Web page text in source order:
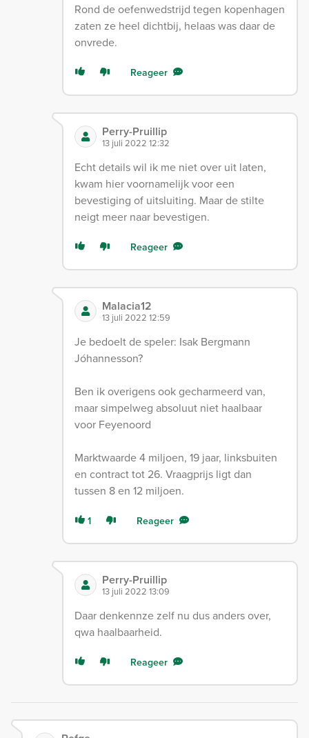
Rond de oefenwedstrijd tegen kopenhagen
zaten ze heel dichtbij, helaas was daar de
onvrede.
Reageer
Perry-Pruillip
13 juli 2022 12:32
Echt details wil ik me niet over uit laten,
kwam hier voornamelijk voor een
bevestiging of uitsluiting. Maar de stilte
neigt meer naar bevestigen.
Reageer
Malacia12
13 juli 2022 12:59
Je bedoelt de speler: Isak Bergmann
Jóhannesson?
Ben ik overigens ook gecharmeerd van,
maar simpelweg absoluut niet haalbaar
voor Feyenoord
Marktwaarde 4 miljoen, 19 jaar, linksbuiten
en contract tot 26. Vraagprijs ligt dan
tussen 8 en 12 miljoen.
1 Reageer
Perry-Pruillip
13 juli 2022 13:09
Daar denkennze zelf nu dus anders over,
qwa haalbaarheid.
Reageer